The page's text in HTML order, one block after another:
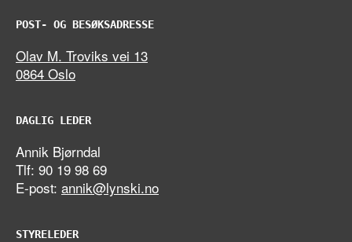
POST- OG BESØKSADRESSE
Olav M. Troviks vei 13
0864 Oslo
DAGLIG LEDER
Annik Bjørndal
Tlf: 90 19 98 69
E-post: annik@lynski.no
STYRELEDER